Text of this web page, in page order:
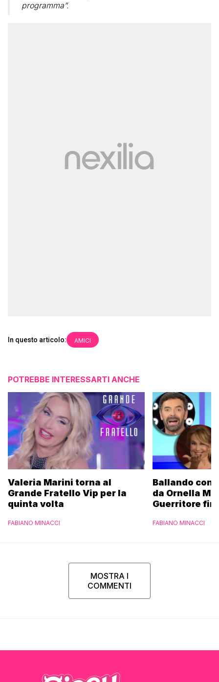
programma”.
In questo articolo: AMICI
POTREBBE INTERESSARTI ANCHE
Valeria Marini torna al
Grande Fratello Vip per la
quinta volta
FABIANO MINACCI
Ballando con
da Ornella
Guerritore
l’esclusiva di
FABIANO MINACCI
MOSTRA I
COMMENTI